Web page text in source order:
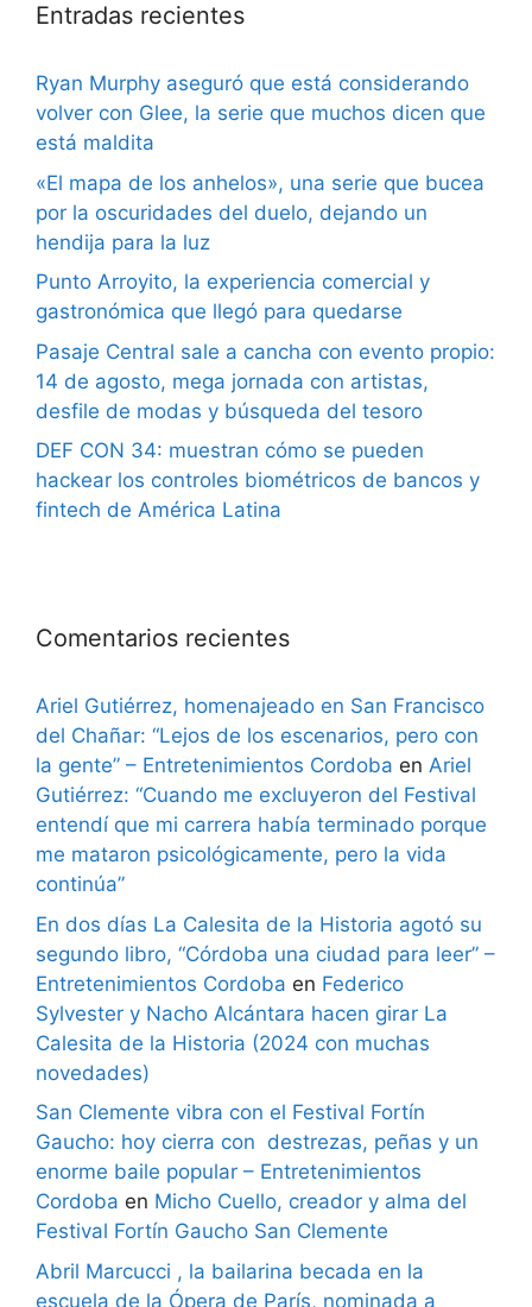
Entradas recientes
Ryan Murphy aseguró que está considerando
volver con Glee, la serie que muchos dicen que
está maldita
«El mapa de los anhelos», una serie que bucea
por la oscuridades del duelo, dejando un
hendija para la luz
Punto Arroyito, la experiencia comercial y
gastronómica que llegó para quedarse
Pasaje Central sale a cancha con evento propio:
14 de agosto, mega jornada con artistas,
desfile de modas y búsqueda del tesoro
DEF CON 34: muestran cómo se pueden
hackear los controles biométricos de bancos y
fintech de América Latina
Comentarios recientes
Ariel Gutiérrez, homenajeado en San Francisco
del Chañar: “Lejos de los escenarios, pero con
la gente” – Entretenimientos Cordoba en Ariel
Gutiérrez: “Cuando me excluyeron del Festival
entendí que mi carrera había terminado porque
me mataron psicológicamente, pero la vida
continúa”
En dos días La Calesita de la Historia agotó su
segundo libro, “Córdoba una ciudad para leer” –
Entretenimientos Cordoba en Federico
Sylvester y Nacho Alcántara hacen girar La
Calesita de la Historia (2024 con muchas
novedades)
San Clemente vibra con el Festival Fortín
Gaucho: hoy cierra con destrezas, peñas y un
enorme baile popular – Entretenimientos
Cordoba en Micho Cuello, creador y alma del
Festival Fortín Gaucho San Clemente
Abril Marcucci , la bailarina becada en la
escuela de la Ópera de París, nominada a